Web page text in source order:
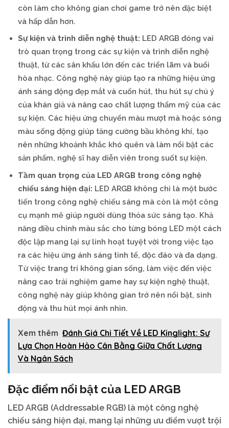
còn làm cho không gian chơi game trở nên đặc biệt
và hấp dẫn hơn.
Sự kiện và trình diễn nghệ thuật: LED ARGB đóng vai
trò quan trọng trong các sự kiện và trình diễn nghệ
thuật, từ các sân khấu lớn đến các triển lãm và buổi
hòa nhạc. Công nghệ này giúp tạo ra những hiệu ứng
ánh sáng động đẹp mắt và cuốn hút, thu hút sự chú ý
của khán giả và nâng cao chất lượng thẩm mỹ của các
sự kiện. Các hiệu ứng chuyển màu mượt mà hoặc sóng
màu sống động giúp tăng cường bầu không khí, tạo
nên những khoảnh khắc khó quên và làm nổi bật các
sản phẩm, nghệ sĩ hay diễn viên trong suốt sự kiện.
Tầm quan trọng của LED ARGB trong công nghệ
chiếu sáng hiện đại: LED ARGB không chỉ là một bước
tiến trong công nghệ chiếu sáng mà còn là một công
cụ mạnh mẽ giúp người dùng thỏa sức sáng tạo. Khả
năng điều chỉnh màu sắc cho từng bóng LED một cách
độc lập mang lại sự linh hoạt tuyệt vời trong việc tạo
ra các hiệu ứng ánh sáng tinh tế, độc đáo và đa dạng.
Từ việc trang trí không gian sống, làm việc đến việc
nâng cao trải nghiệm game hay sự kiện nghệ thuật,
công nghệ này giúp không gian trở nên nổi bật, sinh
động và thu hút mọi ánh nhìn.
Xem thêm Đánh Giá Chi Tiết Về LED Kinglight: Sự
Lựa Chọn Hoàn Hảo Cân Bằng Giữa Chất Lượng
Và Ngân Sách
Đặc điểm nổi bật của LED ARGB
LED ARGB (Addressable RGB) là một công nghệ
chiếu sáng hiện đại, mang lại những ưu điểm vượt trội